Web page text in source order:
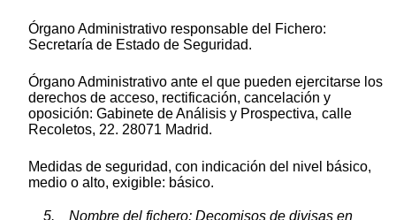
Órgano Administrativo responsable del Fichero:
Secretaría de Estado de Seguridad.
Órgano Administrativo ante el que pueden ejercitarse los
derechos de acceso, rectificación, cancelación y
oposición: Gabinete de Análisis y Prospectiva, calle
Recoletos, 22. 28071 Madrid.
Medidas de seguridad, con indicación del nivel básico,
medio o alto, exigible: básico.
5. Nombre del fichero: Decomisos de divisas en